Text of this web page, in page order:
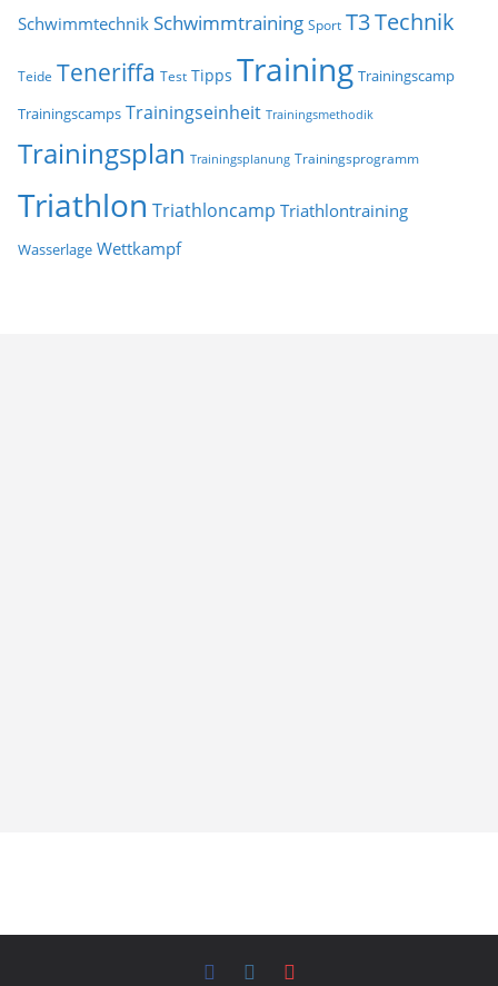
Schwimmtechnik Schwimmtraining Sport T3Technik
Teide Teneriffa Test Tipps Training Trainingscamp
Trainingscamps Trainingseinheit Trainingsmethodik
Trainingsplan Trainingsplanung Trainingsprogramm
Triathlon Triathloncamp Triathlontraining
Wasserlage Wettkampf